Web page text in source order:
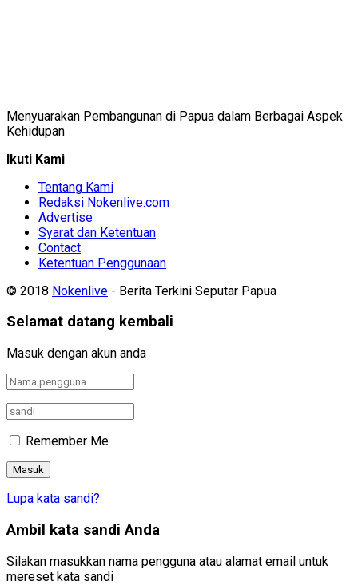
Menyuarakan Pembangunan di Papua dalam Berbagai Aspek
Kehidupan
Ikuti Kami
Tentang Kami
Redaksi Nokenlive.com
Advertise
Syarat dan Ketentuan
Contact
Ketentuan Penggunaan
© 2018 Nokenlive - Berita Terkini Seputar Papua
Selamat datang kembali
Masuk dengan akun anda
Remember Me
Lupa kata sandi?
Ambil kata sandi Anda
Silakan masukkan nama pengguna atau alamat email untuk
mereset kata sandi